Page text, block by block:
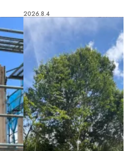
2026.8.4